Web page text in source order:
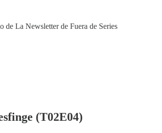
de La Newsletter de Fuera de Series
(T02E04)